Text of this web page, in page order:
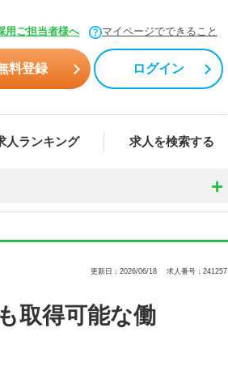
用ご担当者様へ マイページでできること
料登録 ログイン
人ランキング 求人を検索する
更新日：2026/06/18 求人番号：241257
取得可能な働